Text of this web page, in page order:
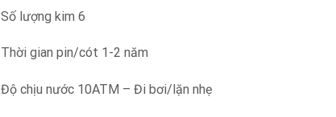
Số lượng kim 6
Thời gian pin/cót 1-2 năm
Độ chịu nước 10ATM – Đi bơi/lặn nhẹ